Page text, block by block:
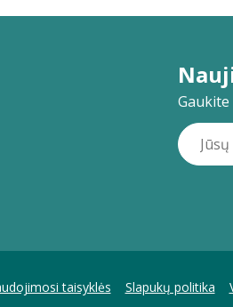
Gaukite
taisyklės Slapukų politika